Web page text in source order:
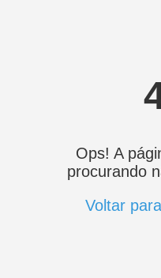
Ops! A
procurando
Voltar